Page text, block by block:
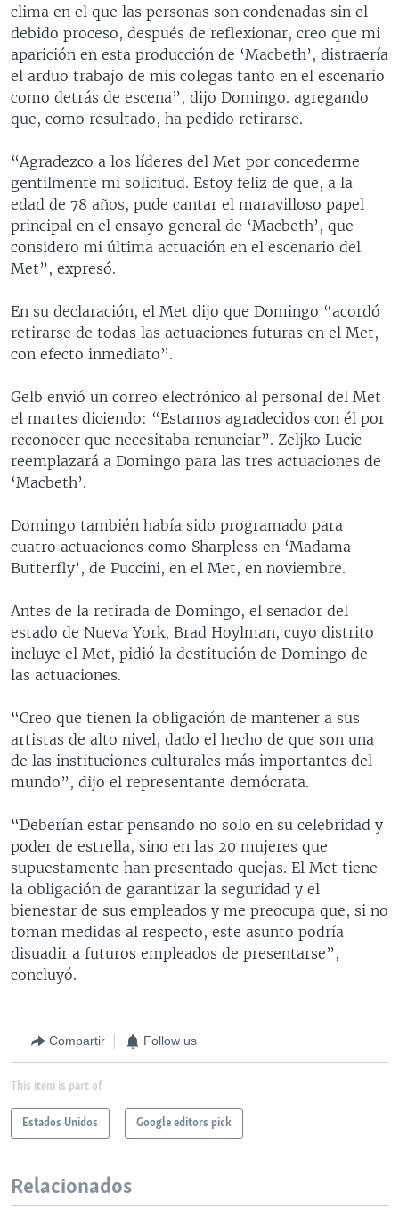
clima en el que las personas son condenadas sin el
debido proceso, después de reflexionar, creo que mi
aparición en esta producción de ‘Macbeth’, distraería
el arduo trabajo de mis colegas tanto en el escenario
como detrás de escena”, dijo Domingo. agregando
que, como resultado, ha pedido retirarse.
“Agradezco a los líderes del Met por concederme
gentilmente mi solicitud. Estoy feliz de que, a la
edad de 78 años, pude cantar el maravilloso papel
principal en el ensayo general de ‘Macbeth’, que
considero mi última actuación en el escenario del
Met”, expresó.
En su declaración, el Met dijo que Domingo “acordó
retirarse de todas las actuaciones futuras en el Met,
con efecto inmediato”.
Gelb envió un correo electrónico al personal del Met
el martes diciendo: “Estamos agradecidos con él por
reconocer que necesitaba renunciar”. Zeljko Lucic
reemplazará a Domingo para las tres actuaciones de
‘Macbeth’.
Domingo también había sido programado para
cuatro actuaciones como Sharpless en ‘Madama
Butterfly’, de Puccini, en el Met, en noviembre.
Antes de la retirada de Domingo, el senador del
estado de Nueva York, Brad Hoylman, cuyo distrito
incluye el Met, pidió la destitución de Domingo de
las actuaciones.
“Creo que tienen la obligación de mantener a sus
artistas de alto nivel, dado el hecho de que son una
de las instituciones culturales más importantes del
mundo”, dijo el representante demócrata.
“Deberían estar pensando no solo en su celebridad y
poder de estrella, sino en las 20 mujeres que
supuestamente han presentado quejas. El Met tiene
la obligación de garantizar la seguridad y el
bienestar de sus empleados y me preocupa que, si no
toman medidas al respecto, este asunto podría
disuadir a futuros empleados de presentarse”,
concluyó.
Compartir Follow us
This item is part of
Estados Unidos Google editors pick
Relacionados